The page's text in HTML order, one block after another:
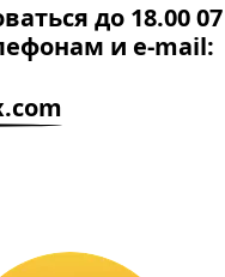
до 18.00
и e-mail: